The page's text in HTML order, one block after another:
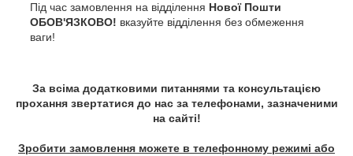
Під час замовлення на відділення Нової Пошти
ОБОВ'ЯЗКОВО! вказуйте відділення без обмеження
ваги!
За всіма додатковими питаннями та консультацією
прохання звертатися до нас за телефонами, зазначеними
на сайті!
Зробити замовлення можете в телефонному режимі або